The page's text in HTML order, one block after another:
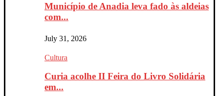
Município de Anadia leva fado às aldeias
com...
July 31, 2026
Cultura
Curia acolhe II Feira do Livro Solidária
em...